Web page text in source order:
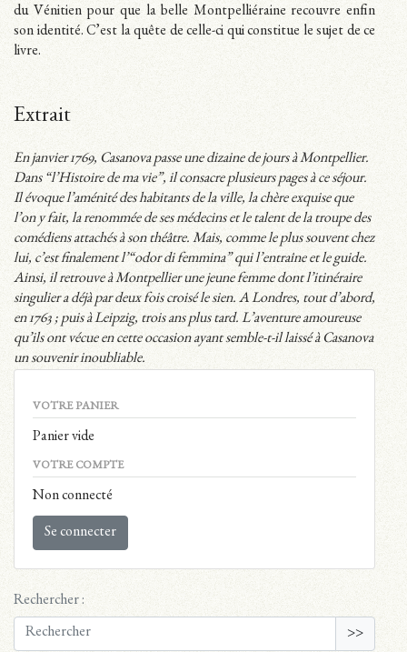
du Vénitien pour que la belle Montpelliéraine recouvre enfin
son identité. C’est la quête de celle-ci qui constitue le sujet de ce
livre.
Extrait
En janvier 1769, Casanova passe une dizaine de jours à Montpellier.
Dans “l’Histoire de ma vie”, il consacre plusieurs pages à ce séjour.
Il évoque l’aménité des habitants de la ville, la chère exquise que
l’on y fait, la renommée de ses médecins et le talent de la troupe des
comédiens attachés à son théâtre. Mais, comme le plus souvent chez
lui, c’est finalement l’“odor di femmina” qui l’entraîne et le guide.
Ainsi, il retrouve à Montpellier une jeune femme dont l’itinéraire
singulier a déjà par deux fois croisé le sien. A Londres, tout d’abord,
en 1763 ; puis à Leipzig, trois ans plus tard. L’aventure amoureuse
qu’ils ont vécue en cette occasion ayant semble-t-il laissé à Casanova
un souvenir inoubliable.
VOTRE PANIER
Panier vide
VOTRE COMPTE
Non connecté
Se connecter
Rechercher :
>>